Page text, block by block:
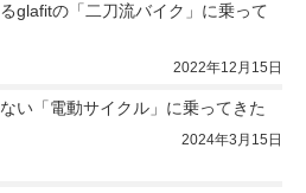
glafitの「二刀流バイク」に乗って
2022年12月15日
い「電動サイクル」に乗ってきた
2024年3月15日